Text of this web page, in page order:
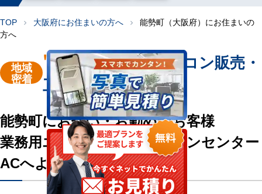
TOP chevron_right 大阪府にお住まいの方へ chevron_right
能勢町（大阪府）にお住まいの
方へ
地域
密着
"能勢町"業務用エアコン販売・
工事を承ります
能勢町にお住い・お勤めのお客様
業務用エアコン専門店エアコンセンター
ACへようこそ